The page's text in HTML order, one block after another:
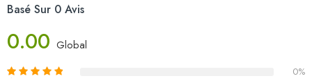
également des places d’assise supplémentaires. De plus, la
réorganiser et à transporter. Remarque : afin de prolonger la durée
protéger avec une housse imperméable.
Basé Sur 0 Avis
0.00 Global
0%